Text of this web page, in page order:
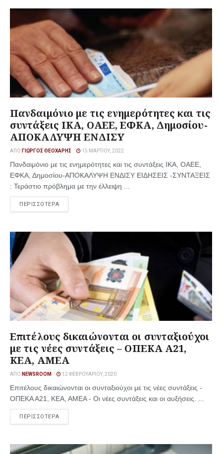
Πανδαιμόνιο με τις ενημερότητες και τις
συντάξεις ΙΚΑ, ΟΑΕΕ, ΕΦΚΑ, Δημοσίου-
ΑΠΟΚΑΛΥΨΗ ΕΝΔΙΣΥ
ΑΠΌ ΓΙΏΡΓΟΣ ΘΕΟΧΆΡΗΣ 15 ΜΑΡΤΊΟΥ, 2022
Πανδαιμόνιο με τις ενημερότητες και τις συντάξεις ΙΚΑ, ΟΑΕΕ,
ΕΦΚΑ, Δημοσίου-ΑΠΟΚΑΛΥΨΗ ΕΝΔΙΣΥ ΕΙΔΗΣΕΙΣ -ΣΥΝΤΑΞΕΙΣ
: Τεράστιο πρόβλημα με την έλλειψη ...
ΠΕΡΙΣΣΟΤΕΡΑ
Επιτέλους δικαιώνονται οι συνταξιούχοι
με τις νέες συντάξεις – ΟΠΕΚΑ Α21,
ΚΕΑ, ΑΜΕΑ
ΑΠΌ NEWSROOM 12 ΦΕΒΡΟΥΑΡΊΟΥ, 2020
Επιτέλους δικαιώνονται οι συνταξιούχοι με τις νέες συντάξεις -
ΟΠΕΚΑ Α21, ΚΕΑ, ΑΜΕΑ - Οι νέες συντάξεις και οι αυξήσεις. ...
ΠΕΡΙΣΣΟΤΕΡΑ